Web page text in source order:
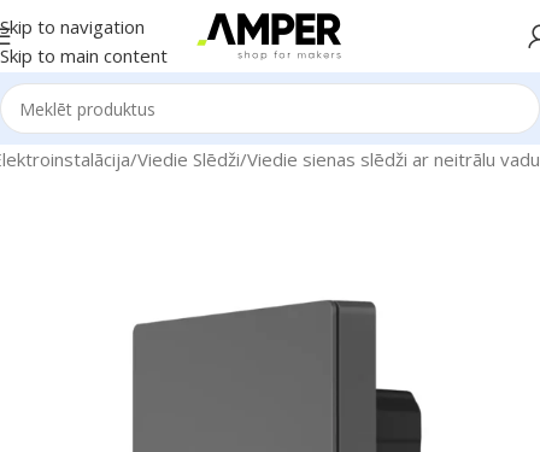
Skip to navigation
Skip to main content
/Viedie Slēdži/Viedie sienas slēdži ar neitrālu vadu